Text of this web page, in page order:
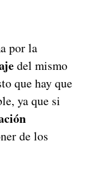
por la
del mismo
que hay que
ya que si
de los